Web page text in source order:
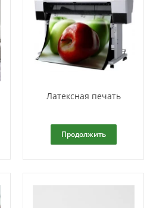
Латексная печать
Продолжить